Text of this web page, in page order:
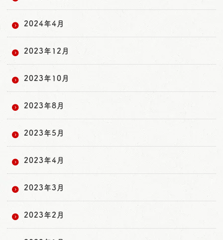
2024年4月
2023年12月
2023年10月
2023年8月
2023年5月
2023年4月
2023年3月
2023年2月